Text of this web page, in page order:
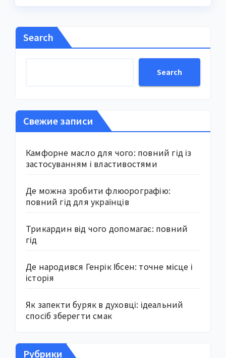
Search
Search
Свежие записи
Камфорне масло для чого: повний гід із
застосуванням і властивостями
Де можна зробити флюорографію:
повний гід для українців
Трикардин від чого допомагає: повний
гід
Де народився Генрік Ібсен: точне місце і
історія
Як запекти буряк в духовці: ідеальний
спосіб зберегти смак
Рубрики